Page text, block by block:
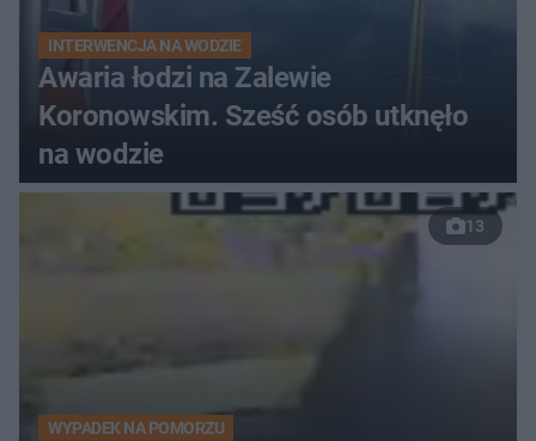
INTERWENCJA NA WODZIE
Awaria łodzi na Zalewie
Koronowskim. Sześć osób utknęło
na wodzie
13
WYPADEK NA POMORZU